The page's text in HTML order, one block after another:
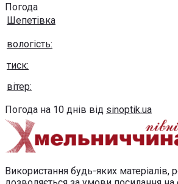
Погода
Шепетівка
вологість:
тиск:
вітер:
Погода на 10 днів від sinoptik.ua
Використання будь-яких матеріалів,